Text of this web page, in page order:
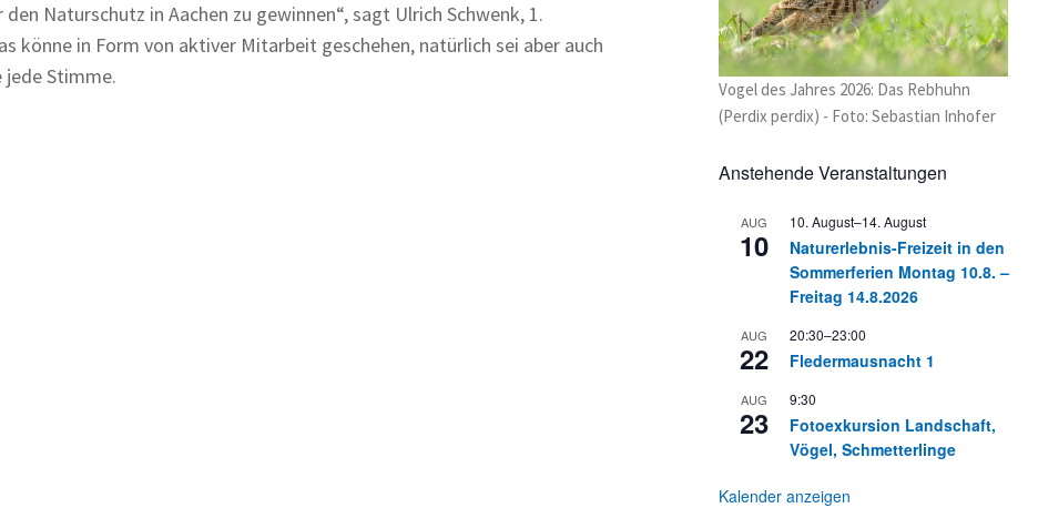
Naturschutz in Aachen zu gewinnen“, sagt Ulrich Schwenk, 1.
könne in Form von aktiver Mitarbeit geschehen, natürlich sei aber auch
Stimme.
Vogel des Jahres 2026: Das Rebhuhn
(Perdix perdix) - Foto: Sebastian Inhofer
Anstehende Veranstaltungen
AUG
10
10. August–14. August
Naturerlebnis-Freizeit in den
Sommerferien Montag 10.8. –
Freitag 14.8.2026
AUG
22
20:30–23:00
Fledermausnacht 1
AUG
23
9:30
Fotoexkursion Landschaft,
Vögel, Schmetterlinge
Kalender anzeigen